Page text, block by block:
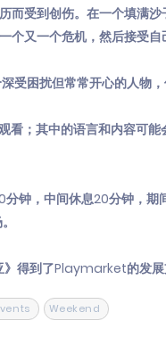
而受到创伤。在一个填满
个又一个危机，然后接受自
受困扰但常常开心的人物
看；其中的语言和内容可
钟，中间休息20分钟，期
》得到了Playmarket的发展
Weekend